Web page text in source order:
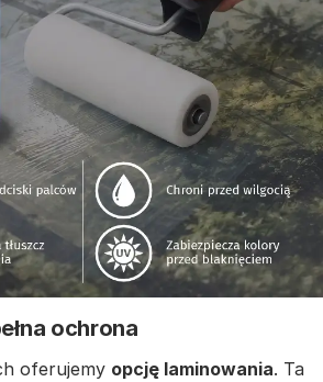
ochrona
oferujemy opcję laminowania. Ta